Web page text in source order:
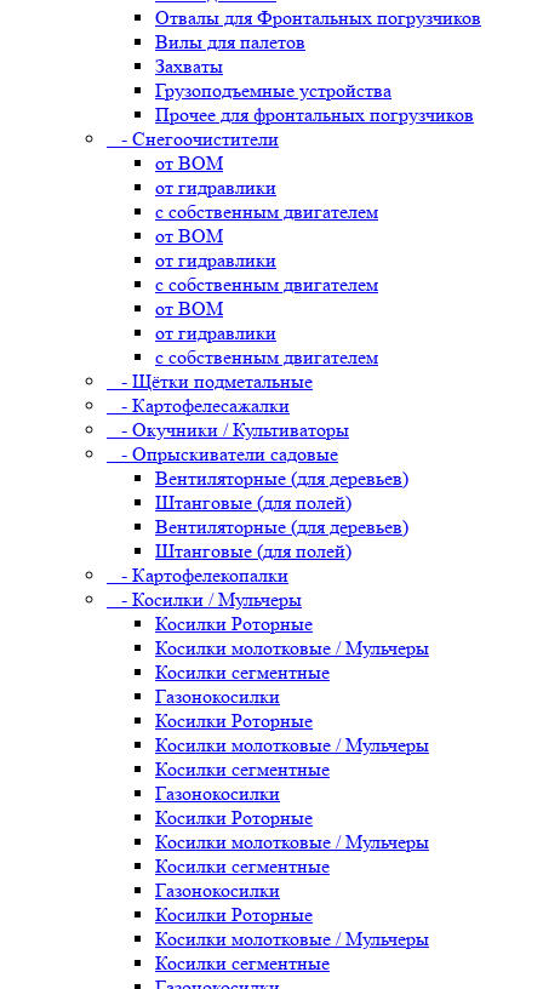
Отвалы для Фронтальных погрузчиков
Вилы для палетов
Захваты
Грузоподъемные устройства
Прочее для фронтальных погрузчиков
- Снегоочистители
от ВОМ
от гидравлики
с собственным двигателем
от ВОМ
от гидравлики
с собственным двигателем
от ВОМ
от гидравлики
с собственным двигателем
- Щётки подметальные
- Картофелесажалки
- Окучники / Культиваторы
- Опрыскиватели садовые
Вентиляторные (для деревьев)
Штанговые (для полей)
Вентиляторные (для деревьев)
Штанговые (для полей)
- Картофелекопалки
- Косилки / Мульчеры
Косилки Роторные
Косилки молотковые / Мульчеры
Косилки сегментные
Газонокосилки
Косилки Роторные
Косилки молотковые / Мульчеры
Косилки сегментные
Газонокосилки
Косилки Роторные
Косилки молотковые / Мульчеры
Косилки сегментные
Газонокосилки
Косилки Роторные
Косилки молотковые / Мульчеры
Косилки сегментные